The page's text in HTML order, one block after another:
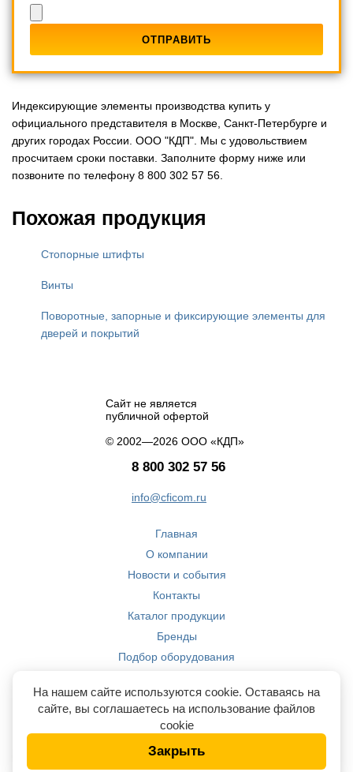
Индексирующие элементы производства купить у
официального представителя в Москве, Санкт-Петербурге и
других городах России. ООО "КДП". Мы с удовольствием
просчитаем сроки поставки. Заполните форму ниже или
позвоните по телефону 8 800 302 57 56.
Похожая продукция
Стопорные штифты
Винты
Поворотные, запорные и фиксирующие элементы для
дверей и покрытий
Сайт не является
публичной офертой
© 2002—2026 ООО «КДП»
8 800 302 57 56
info@cficom.ru
Главная
О компании
Новости и события
Контакты
Каталог продукции
Бренды
Подбор оборудования
Компетенции
На нашем сайте используются cookie. Оставаясь на
сайте, вы соглашаетесь на использование файлов
cookie
Закрыть